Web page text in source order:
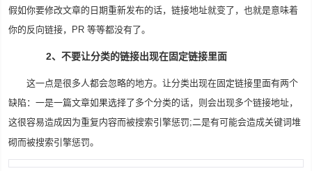
假如你要修改文章的日期重新发布的话，链接地址就变了，也就是意味着
你的反向链接，PR 等等都没有了。
2、不要让分类的链接出现在固定链接里面
这一点是很多人都会忽略的地方。让分类出现在固定链接里面有两个
缺陷：一是一篇文章如果选择了多个分类的话，则会出现多个链接地址，
这很容易造成因为重复内容而被搜索引擎惩罚;二是有可能会造成关键词堆
砌而被搜索引擎惩罚。